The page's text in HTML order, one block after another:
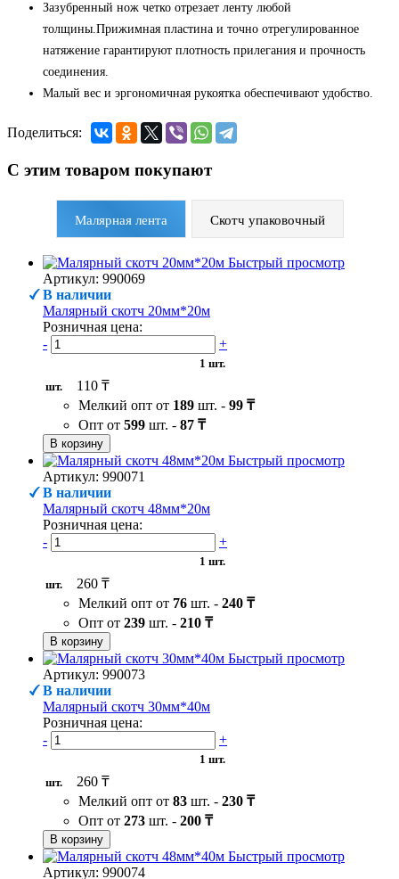
Зазубренный нож четко отрезает ленту любой
толщины.Прижимная пластина и точно отрегулированное
натяжение гарантируют плотность прилегания и прочность
соединения.
Малый вес и эргономичная рукоятка обеспечивают удобство.
Поделиться:
С этим товаром покупают
Малярная лента Скотч упаковочный
Быстрый просмотр
Артикул: 990069
В наличии
Малярный скотч 20мм*20м
Розничная цена:
-
+
1 шт.
шт.
110 ₸
Мелкий опт от 189 шт. - 99 ₸
Опт от 599 шт. - 87 ₸
В корзину
Быстрый просмотр
Артикул: 990071
В наличии
Малярный скотч 48мм*20м
Розничная цена:
-
+
1 шт.
шт.
260 ₸
Мелкий опт от 76 шт. - 240 ₸
Опт от 239 шт. - 210 ₸
В корзину
Быстрый просмотр
Артикул: 990073
В наличии
Малярный скотч 30мм*40м
Розничная цена:
-
+
1 шт.
шт.
260 ₸
Мелкий опт от 83 шт. - 230 ₸
Опт от 273 шт. - 200 ₸
В корзину
Быстрый просмотр
Артикул: 990074